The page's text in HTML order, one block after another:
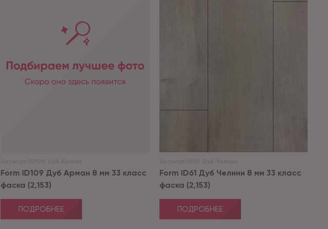
Form ID109 Дуб Арман 8 мм 33 класс
фаска (2,153)
ПОДРОБНЕЕ
Form ID61 Дуб Челини 8 мм 33 класс
фаска (2,153)
ПОДРОБНЕЕ